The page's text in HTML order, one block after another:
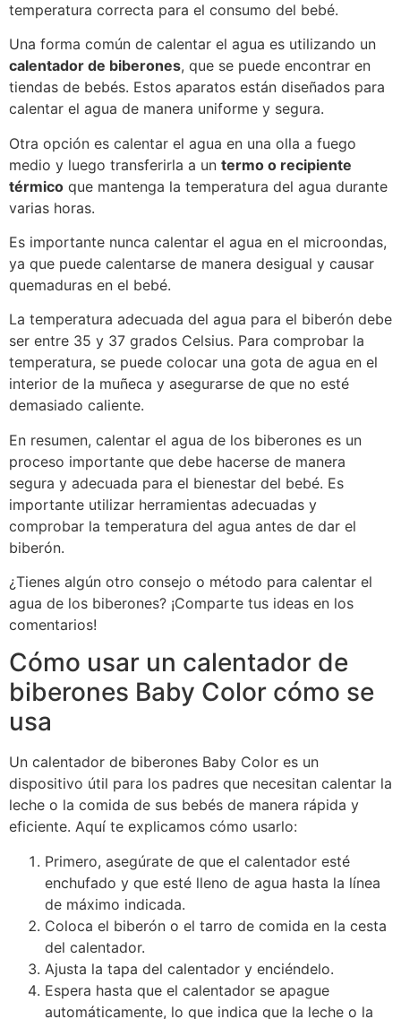
temperatura correcta para el consumo del bebé.
Una forma común de calentar el agua es utilizando un
calentador de biberones, que se puede encontrar en
tiendas de bebés. Estos aparatos están diseñados para
calentar el agua de manera uniforme y segura.
Otra opción es calentar el agua en una olla a fuego
medio y luego transferirla a un termo o recipiente
térmico que mantenga la temperatura del agua durante
varias horas.
Es importante nunca calentar el agua en el microondas,
ya que puede calentarse de manera desigual y causar
quemaduras en el bebé.
La temperatura adecuada del agua para el biberón debe
ser entre 35 y 37 grados Celsius. Para comprobar la
temperatura, se puede colocar una gota de agua en el
interior de la muñeca y asegurarse de que no esté
demasiado caliente.
En resumen, calentar el agua de los biberones es un
proceso importante que debe hacerse de manera
segura y adecuada para el bienestar del bebé. Es
importante utilizar herramientas adecuadas y
comprobar la temperatura del agua antes de dar el
biberón.
¿Tienes algún otro consejo o método para calentar el
agua de los biberones? ¡Comparte tus ideas en los
comentarios!
Cómo usar un calentador de
biberones Baby Color cómo se
usa
Un calentador de biberones Baby Color es un
dispositivo útil para los padres que necesitan calentar la
leche o la comida de sus bebés de manera rápida y
eficiente. Aquí te explicamos cómo usarlo:
Primero, asegúrate de que el calentador esté
enchufado y que esté lleno de agua hasta la línea
de máximo indicada.
Coloca el biberón o el tarro de comida en la cesta
del calentador.
Ajusta la tapa del calentador y enciéndelo.
Espera hasta que el calentador se apague
automáticamente, lo que indica que la leche o la